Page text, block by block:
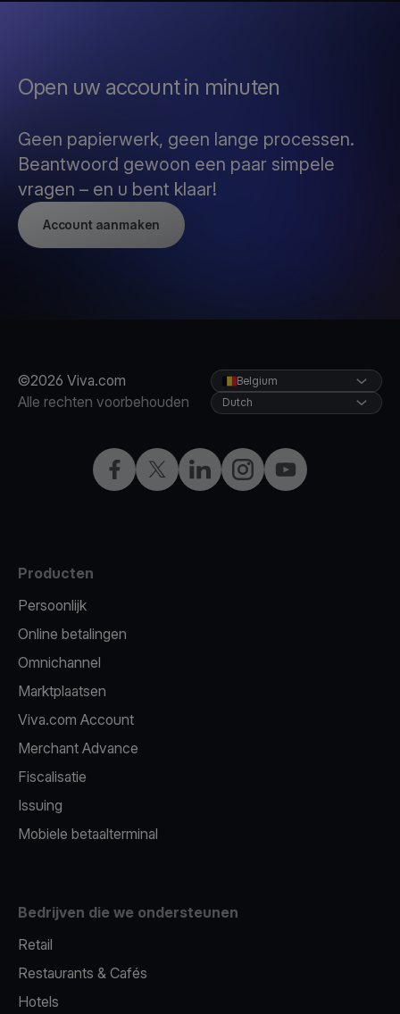
Open uw account in minuten
Geen papierwerk, geen lange processen.
Beantwoord gewoon een paar simpele
vragen – en u bent klaar!
Account aanmaken
©2026 Viva.com
Alle rechten voorbehouden
Facebook
X LinkedInInstagramYouTube
Belgium
Dutch
Producten
Persoonlijk
Online betalingen
Omnichannel
Marktplaatsen
Viva.com Account
Merchant Advance
Fiscalisatie
Issuing
Mobiele betaalterminal
Bedrijven die we ondersteunen
Retail
Restaurants & Cafés
Hotels